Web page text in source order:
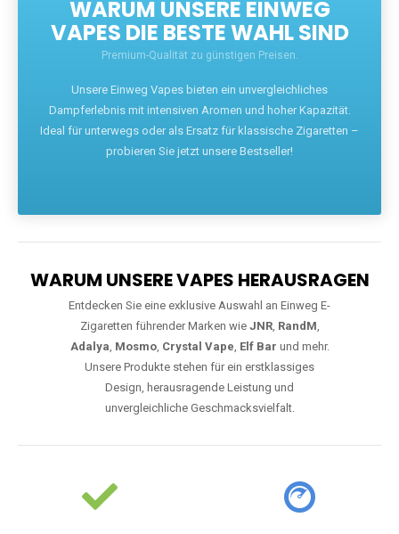
WARUM UNSERE EINWEG
VAPES DIE BESTE WAHL SIND
Premium-Qualität zu günstigen Preisen.
Unsere Einweg Vapes bieten ein unvergleichliches
Dampferlebnis mit intensiven Aromen und hoher Kapazität.
Ideal für unterwegs oder als Ersatz für klassische Zigaretten –
probieren Sie jetzt unsere Bestseller!
WARUM UNSERE VAPES HERAUSRAGEN
Entdecken Sie eine exklusive Auswahl an Einweg E-
Zigaretten führender Marken wie JNR, RandM,
Adalya, Mosmo, Crystal Vape, Elf Bar und mehr.
Unsere Produkte stehen für ein erstklassiges
Design, herausragende Leistung und
unvergleichliche Geschmacksvielfalt.